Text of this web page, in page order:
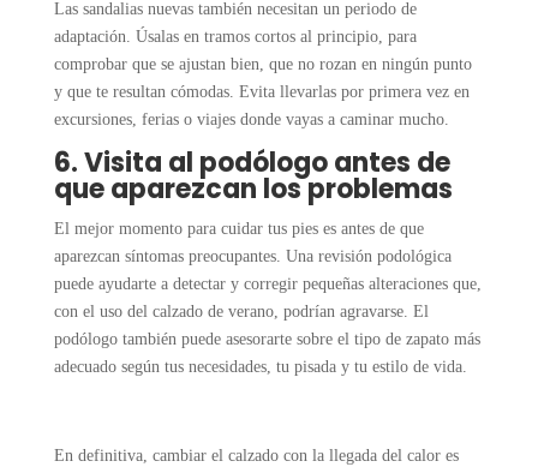
Las sandalias nuevas también necesitan un periodo de
adaptación. Úsalas en tramos cortos al principio, para
comprobar que se ajustan bien, que no rozan en ningún punto
y que te resultan cómodas. Evita llevarlas por primera vez en
excursiones, ferias o viajes donde vayas a caminar mucho.
6. Visita al podólogo antes de
que aparezcan los problemas
El mejor momento para cuidar tus pies es antes de que
aparezcan síntomas preocupantes. Una revisión podológica
puede ayudarte a detectar y corregir pequeñas alteraciones que,
con el uso del calzado de verano, podrían agravarse. El
podólogo también puede asesorarte sobre el tipo de zapato más
adecuado según tus necesidades, tu pisada y tu estilo de vida.
En definitiva, cambiar el calzado con la llegada del calor es